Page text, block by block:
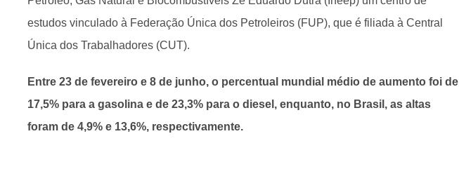
estudos vinculado à Federação Única dos Petroleiros (FUP), que é filiada à Central
Única dos Trabalhadores (CUT).
Entre 23 de fevereiro e 8 de junho, o percentual mundial médio de aumento foi de
17,5% para a gasolina e de 23,3% para o diesel, enquanto, no Brasil, as altas
foram de 4,9% e 13,6%, respectivamente.